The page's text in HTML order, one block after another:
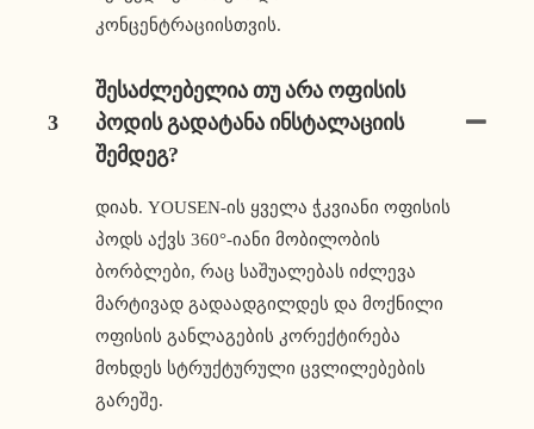
კონცენტრაციისთვის.
3
Შესაძლებელია Თუ Არა Ოფისის
Პოდის Გადატანა Ინსტალაციის
Შემდეგ?
დიახ. YOUSEN-ის ყველა ჭკვიანი ოფისის
პოდს აქვს 360°-იანი მობილობის
ბორბლები, რაც საშუალებას იძლევა
მარტივად გადაადგილდეს და მოქნილი
ოფისის განლაგების კორექტირება
მოხდეს სტრუქტურული ცვლილებების
გარეშე.